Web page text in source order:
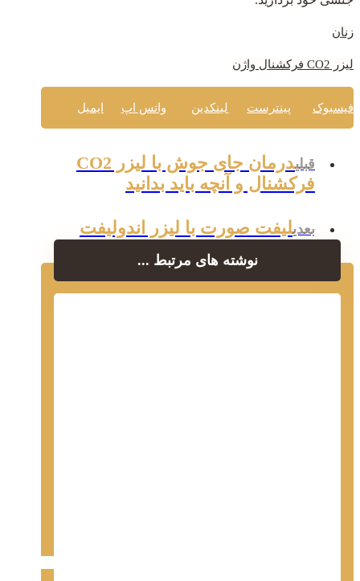
زنان
لیزر CO2 فرکشنال واژن
فیسبوک پینترست لینکدین واتس اپ ایمیل
قبلی
درمان جای جوش با لیزر CO2
فرکشنال و آنچه باید بدانید
بعدیلیفت صورت با لیزر اندولیفت
نوشته های مرتبط ...